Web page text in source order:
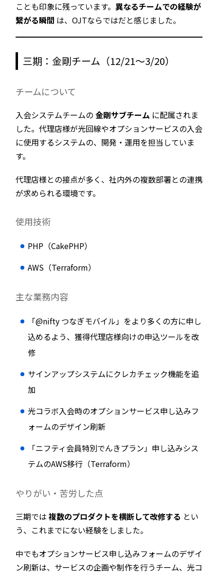
ことも印象に残っています。 異なるチームでの経験が
繋がる瞬間 は、OJTならではだと感じました。
三期：金剛チーム（12/21〜3/20）
チームについて
入会システムチームの 金剛サブチーム に配属されま
した。代理店様が光回線やオプションサービスの入会
に使用するシステムの、開発・運用を担当していま
す。
代理店様との接点が多く、社内外の複数部署との連携
が求められる環境です。
使用技術
PHP（CakePHP）
AWS（Terraform）
主な業務内容
「@nifty つなぎモバイル」をより多くの方に申し
込めるよう、獲得代理店様向けの申込ツールを改
修
サインアップシステムにクレカチェック機能を追
加
光コラボ入会時のオプションサービス申し込みフ
ォームのデザイン刷新
「ニフティ会員特別でんきプラン」申し込みシス
テムのAWS移行（Terraform）
やりがい・苦労した点
三期では 複数のプロダクトを横断して改修する とい
う、これまでにない経験をしました。
中でもオプションサービス申し込みフォームのデザイ
ン刷新は、サービスの企画や制作を行うチーム、光コ